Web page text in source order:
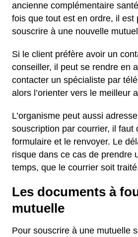
ancienne complémentaire
fois que tout est en ordre, il est
souscrire à une nouvelle
Si le client préfère avoir un
conseiller, il peut se rendre en
contacter un spécialiste par
alors l’orienter vers le meilleur
L’organisme peut aussi
souscription par courrier, il faut
formulaire et le renvoyer. Le
risque dans ce cas de prendre
temps, que le courrier soit
Les documents à
mutuelle
Pour souscrire à une mutuelle